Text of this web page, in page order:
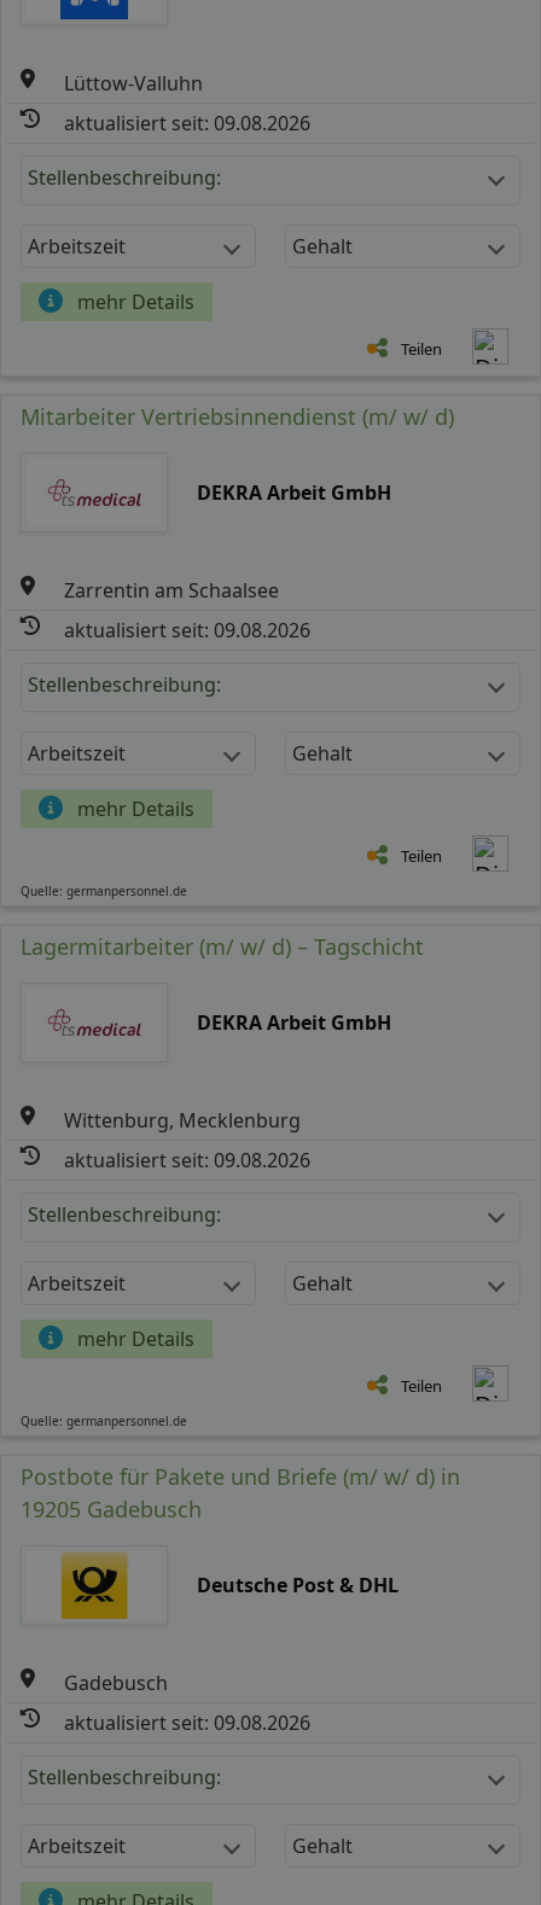
Lüttow-Valluhn
aktualisiert seit: 09.08.2026
Stellenbeschreibung:
Arbeitszeit Gehalt
mehr Details
Teilen
Mitarbeiter Vertriebsinnendienst (m/ w/ d)
DEKRA Arbeit GmbH
Zarrentin am Schaalsee
aktualisiert seit: 09.08.2026
Stellenbeschreibung:
Arbeitszeit Gehalt
mehr Details
Teilen
Quelle: germanpersonnel.de
Lagermitarbeiter (m/ w/ d) – Tagschicht
DEKRA Arbeit GmbH
Wittenburg, Mecklenburg
aktualisiert seit: 09.08.2026
Stellenbeschreibung:
Arbeitszeit Gehalt
mehr Details
Teilen
Quelle: germanpersonnel.de
Postbote für Pakete und Briefe (m/ w/ d) in
19205 Gadebusch
Deutsche Post & DHL
Gadebusch
aktualisiert seit: 09.08.2026
Stellenbeschreibung:
Arbeitszeit Gehalt